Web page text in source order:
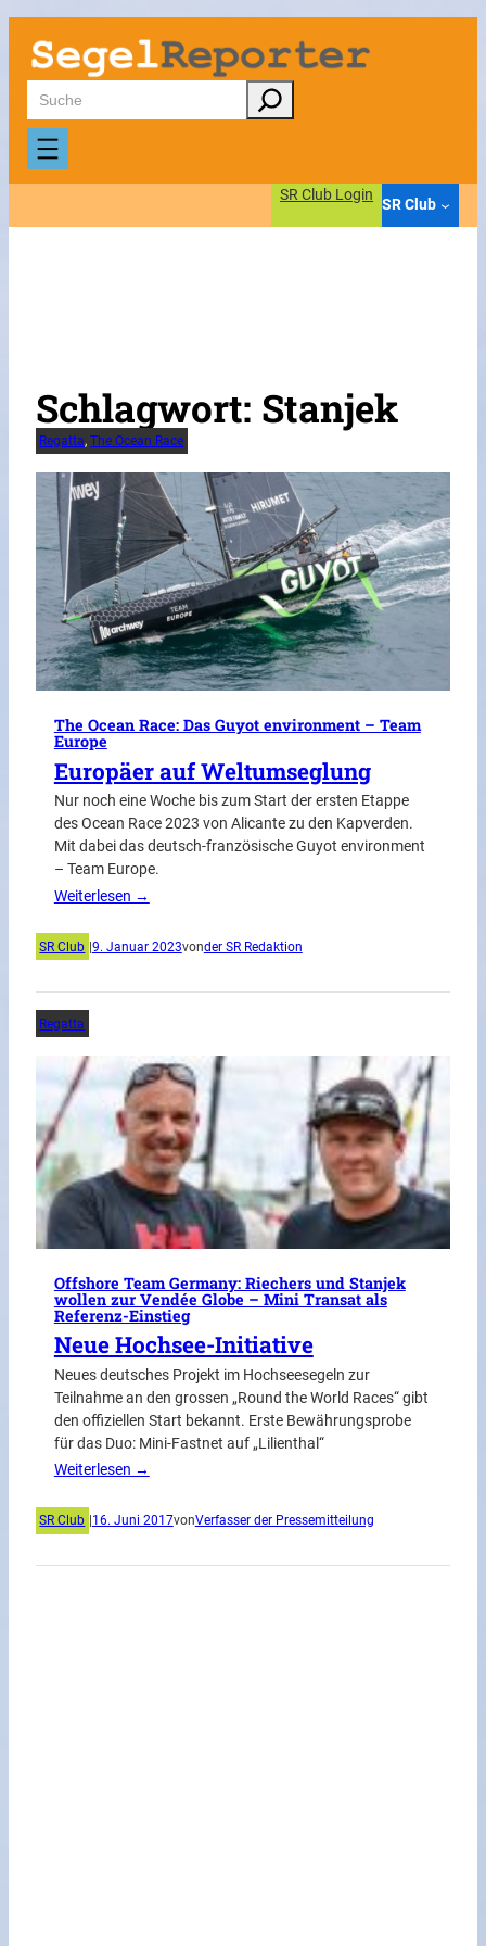
Zum
Inhalt
springen
Suchen
SR Club Login
SR Club
Schlagwort: Stanjek
Regatta, The Ocean Race
The Ocean Race: Das Guyot environment – Team
Europe
Europäer auf Weltumseglung
Nur noch eine Woche bis zum Start der ersten Etappe
des Ocean Race 2023 von Alicante zu den Kapverden.
Mit dabei das deutsch-französische Guyot environment
– Team Europe.
Weiterlesen →
SR Club |9. Januar 2023vonder SR Redaktion
Regatta
Offshore Team Germany: Riechers und Stanjek
wollen zur Vendée Globe – Mini Transat als
Referenz-Einstieg
Neue Hochsee-Initiative
Neues deutsches Projekt im Hochseesegeln zur
Teilnahme an den grossen „Round the World Races“ gibt
den offiziellen Start bekannt. Erste Bewährungsprobe
für das Duo: Mini-Fastnet auf „Lilienthal“
Weiterlesen →
SR Club 16. Juni 2017vonVerfasser der Pressemitteilung